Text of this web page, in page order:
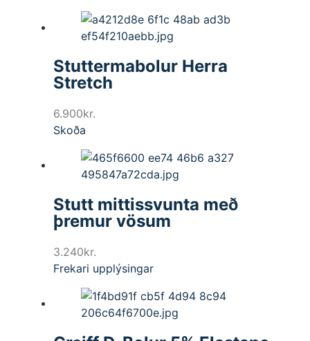
Stuttermabolur Herra
Stretch
6.900kr.
Skoða
Stutt mittissvunta með
þremur vösum
3.240kr.
Frekari upplýsingar